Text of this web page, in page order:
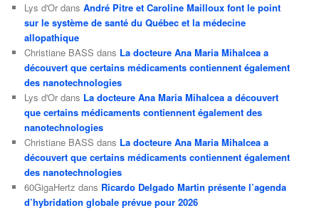
Lys d'Or dansAndré Pitre et Caroline Mailloux font le point
sur le système de santé du Québec et la médecine
allopathique
Christiane BASS dans La docteure Ana Maria Mihalcea a
découvert que certains médicaments contiennent également
des nanotechnologies
Lys d'Or dans La docteure Ana Maria Mihalcea a découvert
que certains médicaments contiennent également des
nanotechnologies
Christiane BASS dans La docteure Ana Maria Mihalcea a
découvert que certains médicaments contiennent également
des nanotechnologies
60GigaHertz dans Ricardo Delgado Martin présente l’agenda
d’hybridation globale prévue pour 2026